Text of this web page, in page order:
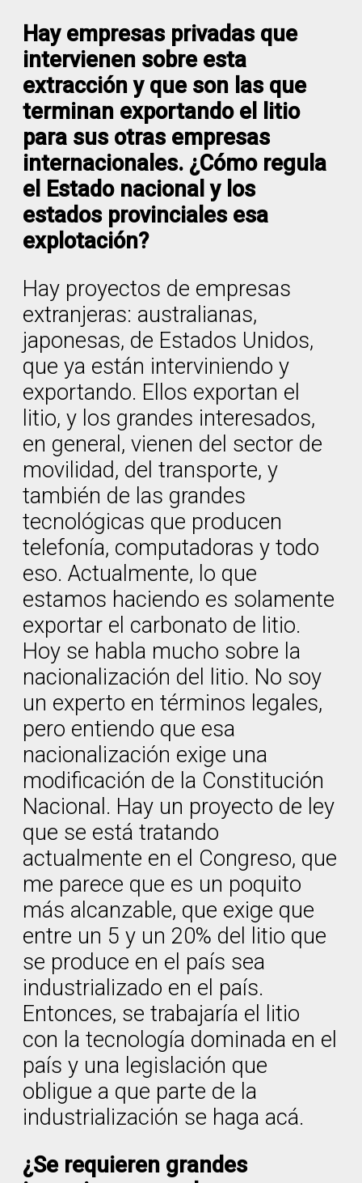
Hay empresas privadas que
intervienen sobre esta
extracción y que son las que
terminan exportando el litio
para sus otras empresas
internacionales. ¿Cómo regula
el Estado nacional y los
estados provinciales esa
explotación?
Hay proyectos de empresas
extranjeras: australianas,
japonesas, de Estados Unidos,
que ya están interviniendo y
exportando. Ellos exportan el
litio, y los grandes interesados,
en general, vienen del sector de
movilidad, del transporte, y
también de las grandes
tecnológicas que producen
telefonía, computadoras y todo
eso. Actualmente, lo que
estamos haciendo es solamente
exportar el carbonato de litio.
Hoy se habla mucho sobre la
nacionalización del litio. No soy
un experto en términos legales,
pero entiendo que esa
nacionalización exige una
modificación de la Constitución
Nacional. Hay un proyecto de ley
que se está tratando
actualmente en el Congreso, que
me parece que es un poquito
más alcanzable, que exige que
entre un 5 y un 20% del litio que
se produce en el país sea
industrializado en el país.
Entonces, se trabajaría el litio
con la tecnología dominada en el
país y una legislación que
obligue a que parte de la
industrialización se haga acá.
¿Se requieren grandes